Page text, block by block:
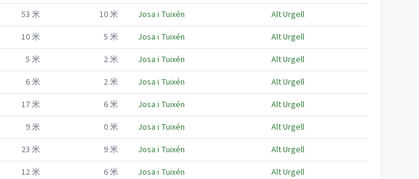
53 米 10米 Josa i Tuixén
Alt Urgell
10米 5 米 Josa i Tuixén
Alt Urgell
5 米 2米 Josa i Tuixén
Alt Urgell
6米 2米 Josa i Tuixén
Alt Urgell
17米 6米 Josa i Tuixén
Alt Urgell
9米 0米 Josa i Tuixén
Alt Urgell
23 米 9米 Josa i Tuixén
Alt Urgell
12米 6米 Josa i Tuixén
Alt Urgell